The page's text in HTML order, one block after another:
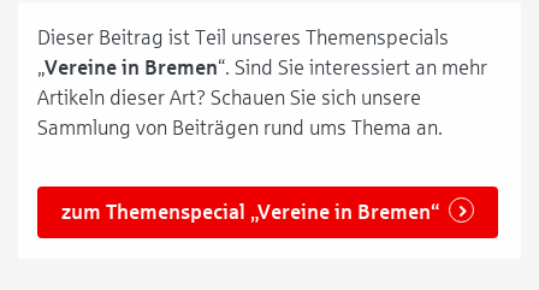
Dieser Beitrag ist Teil unseres Themenspecials
„Vereine in Bremen“. Sind Sie interessiert an mehr
Artikeln dieser Art? Schauen Sie sich unsere
Sammlung von Beiträgen rund ums Thema an.
zum Themenspecial „Vereine in Bremen“